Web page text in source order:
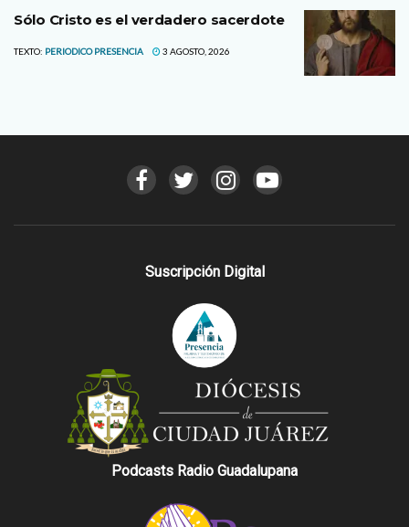
Sólo Cristo es el verdadero sacerdote
TEXTO: PERIODICO PRESENCIA 3 AGOSTO, 2026
Suscripción Digital
Podcasts Radio Guadalupana